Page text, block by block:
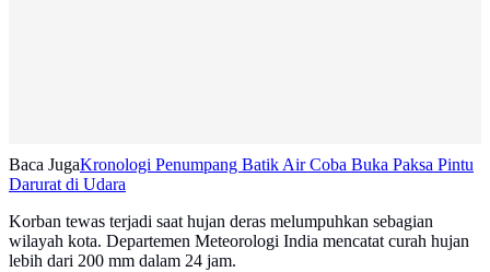
Baca JugaKronologi Penumpang Batik Air Coba Buka Paksa Pintu
Darurat di Udara
Korban tewas terjadi saat hujan deras melumpuhkan sebagian
wilayah kota. Departemen Meteorologi India mencatat curah hujan
lebih dari 200 mm dalam 24 jam.